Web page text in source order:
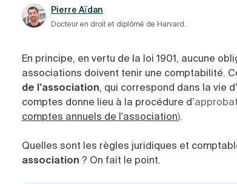
Pierre Aïdan
Docteur en droit et diplômé de Harvard.
En principe, en vertu de la loi 1901, aucune
associations doivent tenir une comptabilité.
de l’association, qui correspond dans la vie
comptes donne lieu à la procédure d’
comptes annuels de l'association).
Quelles sont les règles juridiques et
association ? On fait le point.